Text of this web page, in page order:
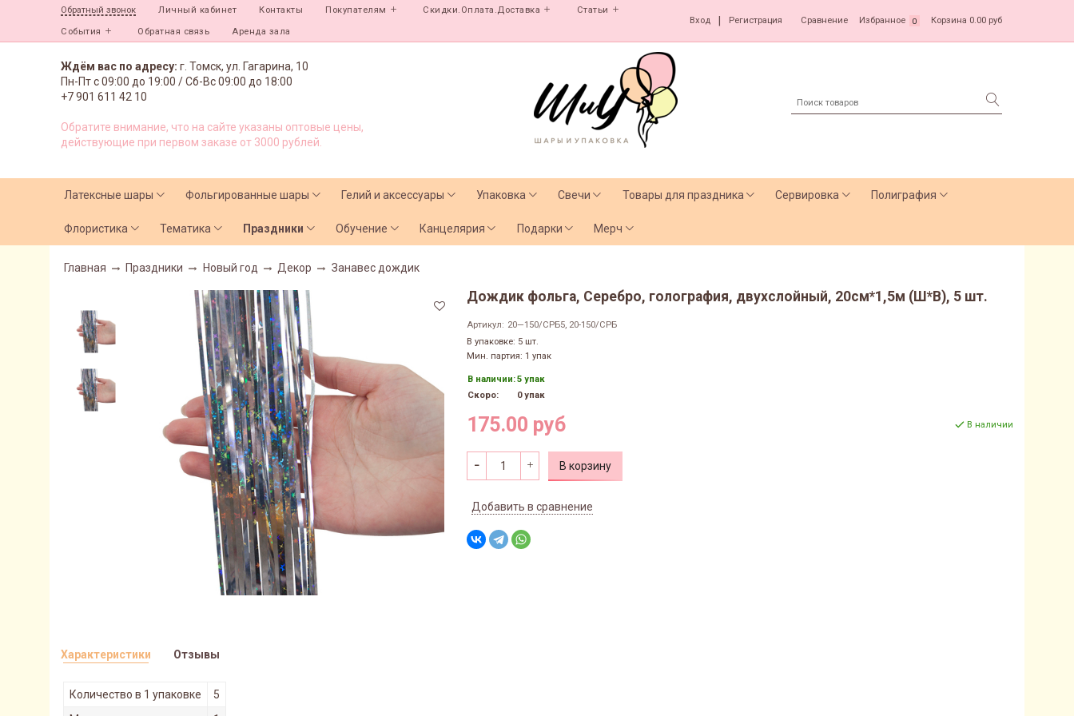
Обратный звонок Личный кабинет Контакты Покупателям Скидки.Оплата.Доставка Статьи
События Обратная связь Аренда зала
Вход Регистрация Сравнение Избранное 0 Корзина 0.00 руб
Ждём вас по адресу: г. Томск, ул. Гагарина, 10
Пн-Пт с09:00 до 19:00 /Сб-Вс 09:00 до 18:00
+7 901 611 42 10
Обратите внимание, что на сайте указаны оптовые цены,
действующие при первом заказе от 3000 рублей.
Латексные шары Фольгированные шары Гелий и аксессуары Упаковка Свечи Товары для праздника Сервировка Полиграфия
Флористика Тематика Праздники Обучение Канцелярия Подарки Мерч
Главная Праздники Новый год Декор Занавес дождик
Дождик фольга, Серебро, голография, двухслойный, 20см*1,5м (Ш*В), 5 шт.
Артикул: 20—150/СРБ5, 20-150/СРБ
В упаковке: 5 шт.
Мин. партия: 1 упак
В наличии:5 упак
Скоро:
0 упак
175.00 руб В наличии
В корзину
Добавить в сравнение
Характеристики
Количество в 1 упаковке
5
Отзывы